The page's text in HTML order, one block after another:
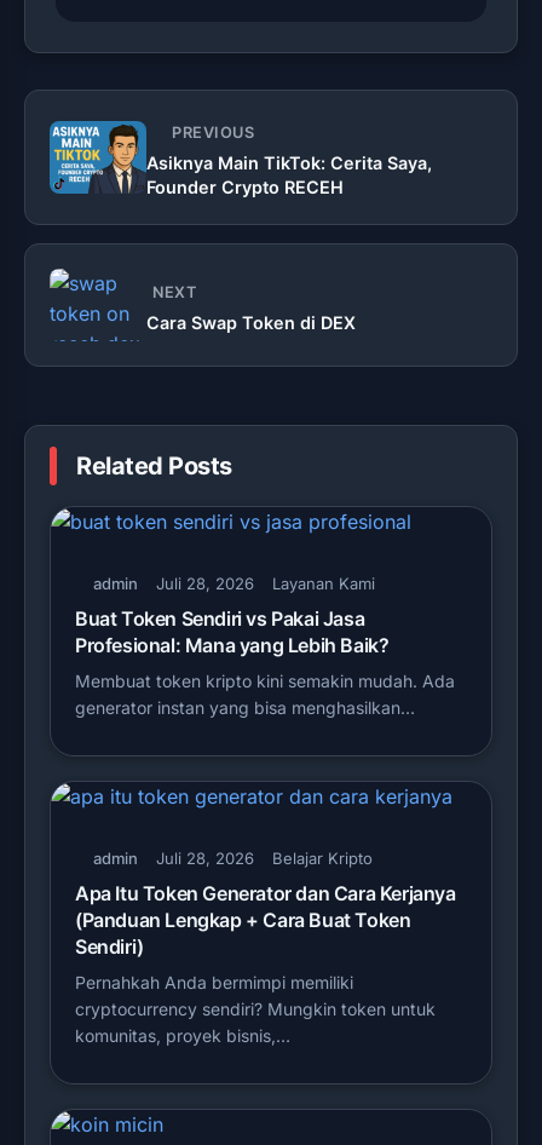
PREVIOUS
Asiknya Main TikTok: Cerita Saya,
Founder Crypto RECEH
NEXT
Cara Swap Token di DEX
Related Posts
admin Juli 28, 2026 Layanan Kami
Buat Token Sendiri vs Pakai Jasa
Profesional: Mana yang Lebih Baik?
Membuat token kripto kini semakin mudah. Ada
generator instan yang bisa menghasilkan…
admin Juli 28, 2026 Belajar Kripto
Apa Itu Token Generator dan Cara Kerjanya
(Panduan Lengkap + Cara Buat Token
Sendiri)
Pernahkah Anda bermimpi memiliki
cryptocurrency sendiri? Mungkin token untuk
komunitas, proyek bisnis,…